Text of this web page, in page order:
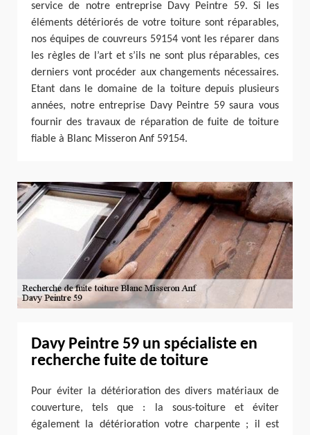
service de notre entreprise Davy Peintre 59. Si les
éléments détériorés de votre toiture sont réparables,
nos équipes de couvreurs 59154 vont les réparer dans
les règles de l’art et s’ils ne sont plus réparables, ces
derniers vont procéder aux changements nécessaires.
Etant dans le domaine de la toiture depuis plusieurs
années, notre entreprise Davy Peintre 59 saura vous
fournir des travaux de réparation de fuite de toiture
fiable à Blanc Misseron Anf 59154.
Davy Peintre 59 un spécialiste en
recherche fuite de toiture
Pour éviter la détérioration des divers matériaux de
couverture, tels que : la sous-toiture et éviter
également la détérioration votre charpente ; il est